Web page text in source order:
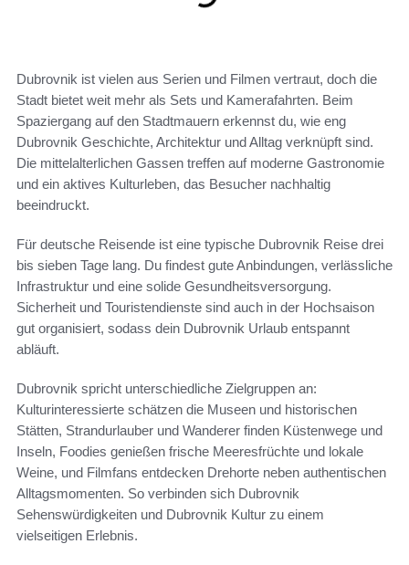
Dubrovnik ist vielen aus Serien und Filmen vertraut, doch die
Stadt bietet weit mehr als Sets und Kamerafahrten. Beim
Spaziergang auf den Stadtmauern erkennst du, wie eng
Dubrovnik Geschichte, Architektur und Alltag verknüpft sind.
Die mittelalterlichen Gassen treffen auf moderne Gastronomie
und ein aktives Kulturleben, das Besucher nachhaltig
beeindruckt.
Für deutsche Reisende ist eine typische Dubrovnik Reise drei
bis sieben Tage lang. Du findest gute Anbindungen, verlässliche
Infrastruktur und eine solide Gesundheitsversorgung.
Sicherheit und Touristendienste sind auch in der Hochsaison
gut organisiert, sodass dein Dubrovnik Urlaub entspannt
abläuft.
Dubrovnik spricht unterschiedliche Zielgruppen an:
Kulturinteressierte schätzen die Museen und historischen
Stätten, Strandurlauber und Wanderer finden Küstenwege und
Inseln, Foodies genießen frische Meeresfrüchte und lokale
Weine, und Filmfans entdecken Drehorte neben authentischen
Alltagsmomenten. So verbinden sich Dubrovnik
Sehenswürdigkeiten und Dubrovnik Kultur zu einem
vielseitigen Erlebnis.